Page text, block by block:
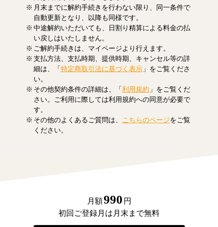
月末までに解約手続きを行わない限り、同一条件で
自動更新となり、以降も同様です。
中途解約いただいても、日割り精算による料金の払
い戻しはいたしません。
ご解約手続きは、マイページより行えます。
支払方法、支払時期、提供時期、キャンセル等の詳
細は、「特定商取引法に基づく表示」をご覧くださ
い。
その他契約条件の詳細は、「利用規約 」をご覧くだ
さい。ご利用に際しては利用規約への同意が必要で
す。
その他のよくあるご質問は、
こちらのページをご覧
ください。
月額990 円
初回ご登録月は月末まで無料